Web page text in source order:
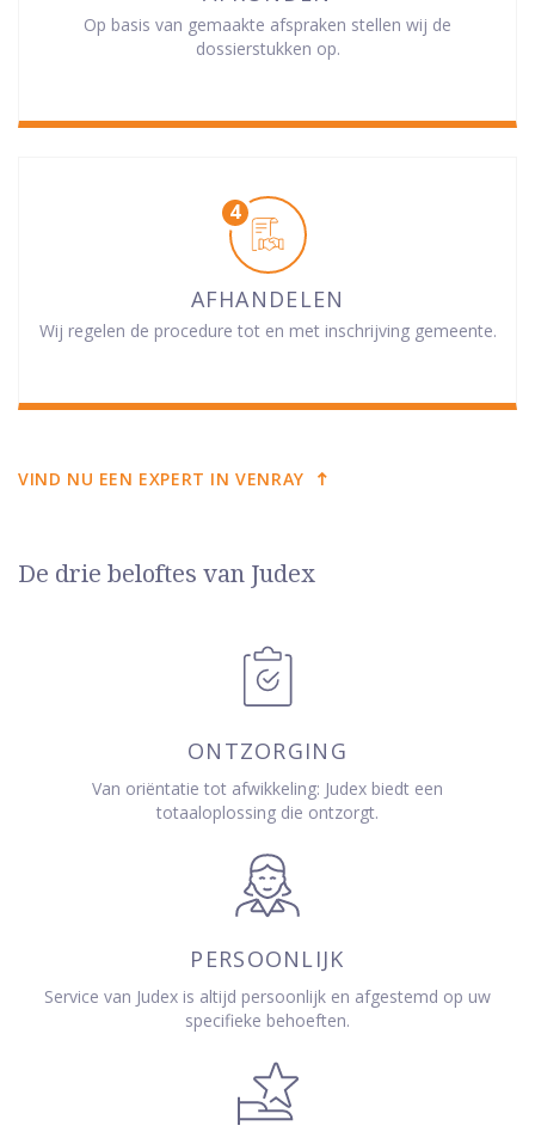
Op basis van gemaakte afspraken stellen wij de
dossierstukken op.
AFHANDELEN
Wij regelen de procedure tot en met inschrijving gemeente.
VIND NU EEN EXPERT IN VENRAY
De drie beloftes van Judex
ONTZORGING
Van oriëntatie tot afwikkeling: Judex biedt een
totaaloplossing die ontzorgt.
PERSOONLIJK
Service van Judex is altijd persoonlijk en afgestemd op uw
specifieke behoeften.